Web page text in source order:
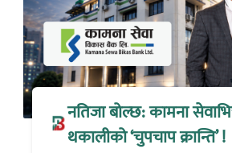
नतिजा बोल्छ: कामना
थकालीको ‘चुपचाप क्रान्ति’ !